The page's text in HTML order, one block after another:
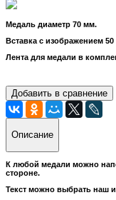
Медаль диаметр 70 мм.
Вставка с изображением
Лента для медали в
Добавить в сравнение
Описание
К любой медали можно
стороне.
Текст можно выбрать наш